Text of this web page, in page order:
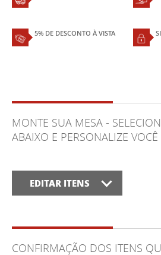
5% DE DESCONTO À VISTA
MONTE SUA MESA -
ABAIXO E PERSONALIZE
EDITAR ITENS
CONFIRMAÇÃO DOS ITENS